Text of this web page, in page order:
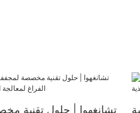
تشانغهوا | حلول تقنية